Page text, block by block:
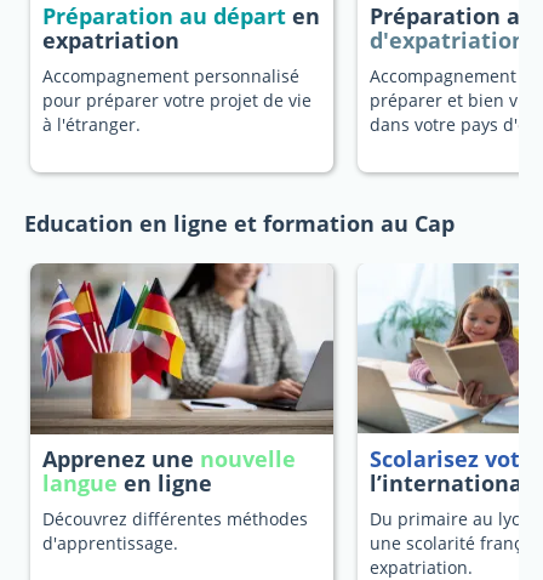
Préparation au départ en
expatriation
Accompagnement personnalisé
pour préparer votre projet de vie
à l'étranger.
Préparation au
d'expatriation
Accompagnement
préparer et bien
dans votre pays
Education en ligne et formation au Cap
Apprenez une nouvelle
langue en ligne
Découvrez différentes méthodes
d'apprentissage.
Scolarisez
l’international
Du primaire au
une scolarité
expatriation.